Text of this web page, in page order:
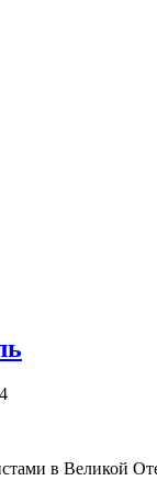
в Великой